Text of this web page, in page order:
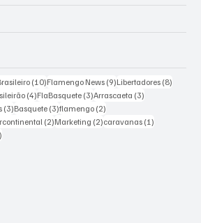
posts (10)10 posts
Flamengo News (9)9 posts
Libertadores (8)
(4)4 posts
FlaBasquete (3)3 posts
Arrascaeta (3)
(3)3 posts
Basquete (3)3 posts
flamengo (2)
(2)2 posts
Marketing (2)2 posts
caravanas (1)